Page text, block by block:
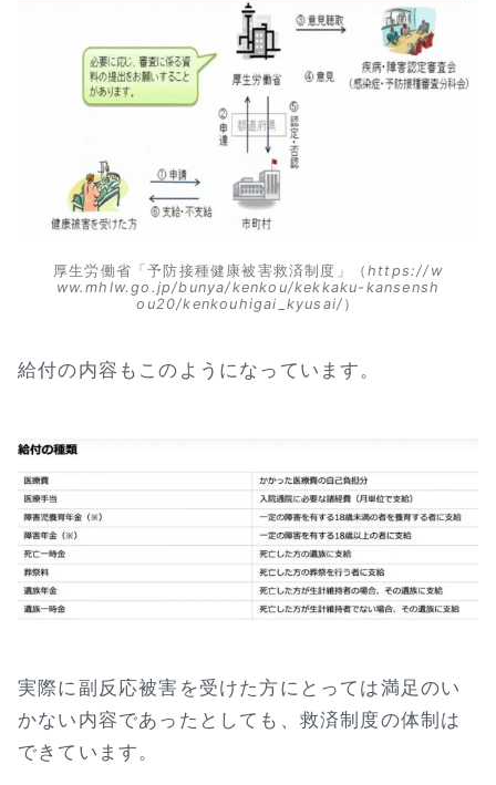
厚生労働省「予防接種健康被害救済制度」（https://w
ww.mhlw.go.jp/bunya/kenkou/kekkaku-kansensh
ou20/kenkouhigai_kyusai/ ）
給付の内容もこのようになっています。
実際に副反応被害を受けた方にとっては満足のい
かない内容であったとしても、救済制度の体制は
できています。